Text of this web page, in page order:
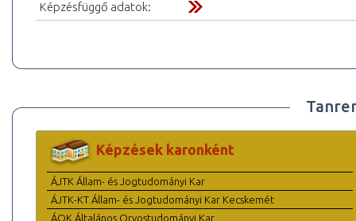
Képzésfüggő adatok:
Képzések karonként
ÁJTK Állam- és Jogtudományi Kar
ÁJTK-KT Állam- és Jogtudományi Kar Kecskemét
ÁOK Általános Orvostudományi Kar